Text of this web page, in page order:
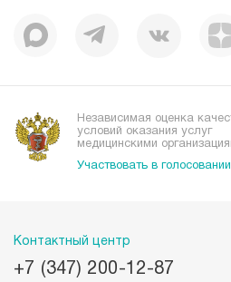
Корпоративная социальная
Наши преимущества
Независимая оценка
условий оказания услуг
медицинскими
Участвовать в голосовании
Контактный центр
+7 (347) 200-12-87